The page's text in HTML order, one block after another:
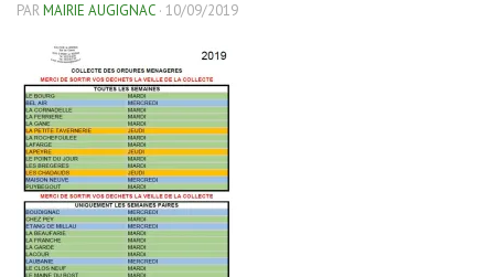
PARMAIRIE AUGIGNAC · 10/09/2019